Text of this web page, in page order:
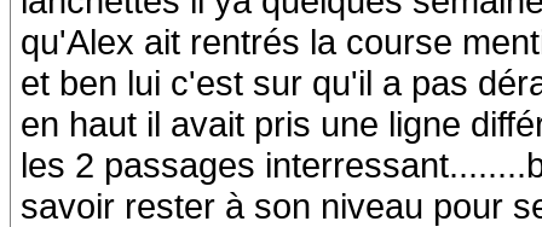
qu'Alex ait rentrés la course
et ben lui c'est sur qu'il a pas
en haut il avait pris une ligne
les 2 passages
savoir rester à son niveau pour